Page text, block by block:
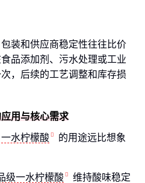
装和供应商稳定性往往比价
品添加剂、污水处理或工业
，后续的工艺调整和库存损
用与核心需求
一水柠檬酸
的用途远比想象
级一水柠檬酸
维持酸味稳定